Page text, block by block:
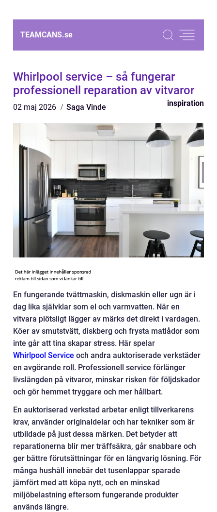
TEAMCANS.se
Whirlpool service – så fungerar
professionell reparation av vitvaror
02 maj 2026 Saga Vinde inspiration
En fungerande tvättmaskin, diskmaskin eller ugn är i
dag lika självklar som el och varmvatten. När en
vitvara plötsligt lägger av märks det direkt i vardagen.
Köer av smutstvätt, diskberg och frysta matlådor som
inte går att tina skapar stress. Här spelar
Whirlpool Service och andra auktoriserade verkstäder
en avgörande roll. Professionell service förlänger
livslängden på vitvaror, minskar risken för följdskador
och gör hemmet tryggare och mer hållbart.
En auktoriserad verkstad arbetar enligt tillverkarens
krav, använder originaldelar och har tekniker som är
utbildade på just dessa märken. Det betyder att
reparationerna blir mer träffsäkra, går snabbare och
ger bättre förutsättningar för en långvarig lösning. För
många hushåll innebär det tusenlappar sparade
jämfört med att köpa nytt, och en minskad
miljöbelastning eftersom fungerande produkter
används längre.